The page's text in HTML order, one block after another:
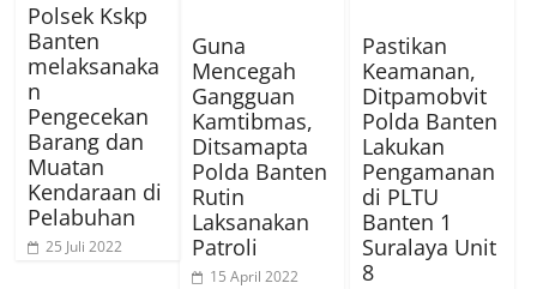
Polsek Kskp
Banten
melaksanaka
n
Pengecekan
Barang dan
Muatan
Kendaraan di
Pelabuhan
25 Juli 2022
Guna
Mencegah
Gangguan
Kamtibmas,
Ditsamapta
Polda Banten
Rutin
Laksanakan
Patroli
15 April 2022
Pastikan
Keamanan,
Ditpamobvit
Polda Banten
Lakukan
Pengamanan
di PLTU
Banten 1
Suralaya Unit
8